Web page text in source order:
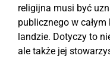
religijna musi być
publicznego w
landzie. Dotyczy to
ale także jej